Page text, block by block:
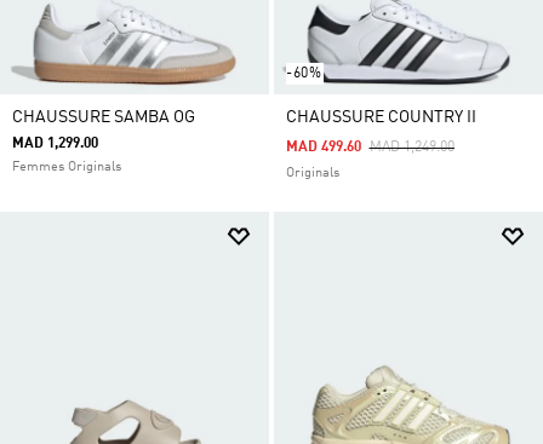
CHAUSSURE SAMBA OG
MAD 1,299.00
Femmes Originals
-60%
CHAUSSURE COUNTRY II
Price Reduced From
MAD 1,249.00To
MAD 499.60
Originals